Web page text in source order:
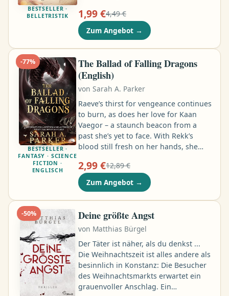
BESTSELLER ·
BELLETRISTIK
überraschen, als sie die Nachricht
erreicht, dass ihre geliebte
Großmutter schwer erkrankt ist.
Gestrandet am Flughafen und auf der
Suche nach einer Möglichkeit, nach
Hause zu kommen, trifft sie auf ihren
Jugendfreund Liam McGuire, der ihr
anbietet, sie mit dem Auto
mitzunehmen …
1,99 €4,49 €
Zum Angebot →
-77%
BESTSELLER ·
FANTASY · SCIENCE
FICTION ·
ENGLISCH
The Ballad of Falling Dragons
(English)
von Sarah A. Parker
Raeve’s thirst for vengeance continues
to burn, as does her love for Kaan
Vaegor – a staunch beacon from a
past she’s yet to face. With Rekk’s
blood still fresh on her hands, she
devastating moonfall yet, forcing her
to pick a path: chase death, or life.
Desperate to save his kingdom from
ruin, Kaan’s crown has never felt so
heavy. His many larks to scattered
friends and family remain
unanswered, and time is running out
…
2,99 €12,89 €
Zum Angebot →
-50% Deine größte Angst
von Matthias Bürgel
Der Täter ist näher, als du denkst ...
Die Weihnachtszeit ist alles andere als
besinnlich in Konstanz: Die Besucher
des Weihnachtsmarkts erwartet ein
grauenvoller Anschlag. Ein